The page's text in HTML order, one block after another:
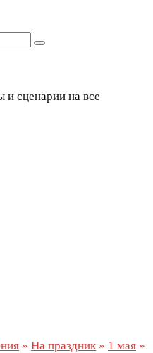
и сценарии на все
» На праздник » 1 мая »